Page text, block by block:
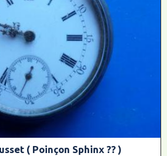
( Poinçon Sphinx ?? )